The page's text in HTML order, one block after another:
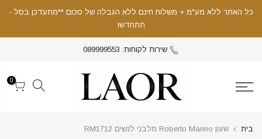
כל האתר ללא מע"מ + משלוח חינם ללא הגבלה של סכום **מתעדכן בסל -
תתחדשו
שירות לקוחות: 089999553
0
בית שעון Roberto Marino מלבני לנשים RM1712